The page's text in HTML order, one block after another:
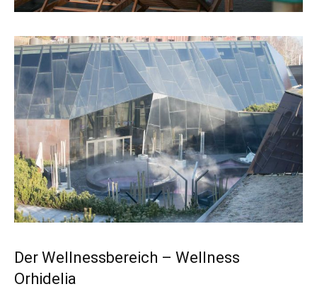
Der Wellnessbereich – Wellness
Orhidelia